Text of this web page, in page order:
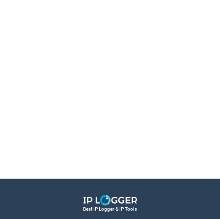
Best IP Logger & IP Tools